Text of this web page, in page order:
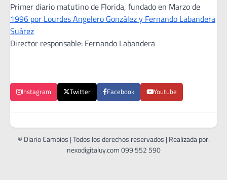
Primer diario matutino de Florida, fundado en Marzo de
1996 por Lourdes Angelero González y Fernando Labandera
Suárez
Director responsable: Fernando Labandera
Instagram Twitter Facebook Youtube